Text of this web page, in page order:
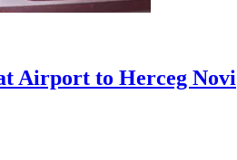
Airport to Herceg Novi